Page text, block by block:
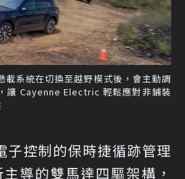
載系統在切換至越野模式後，會主動調
讓 Cayenne Electric 輕鬆應對非鋪裝
子控制的保時捷循跡管理
導的雙馬達四驅架構，